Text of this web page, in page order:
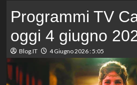
Programmi TV
oggi 4 giugno
Blog.IT 4 Giugno 2026 : 5:05